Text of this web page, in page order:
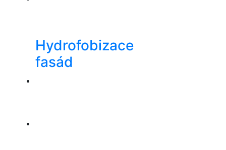
Hydrofobizace
fasád